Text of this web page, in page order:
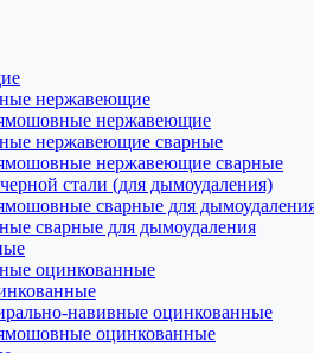
нержавеющие
нержавеющие
нержавеющие сварные
нержавеющие сварные
стали (для дымоудаления)
сварные для
сварные для дымоудаления
оцинкованные
навивные оцинкованные
оцинкованные